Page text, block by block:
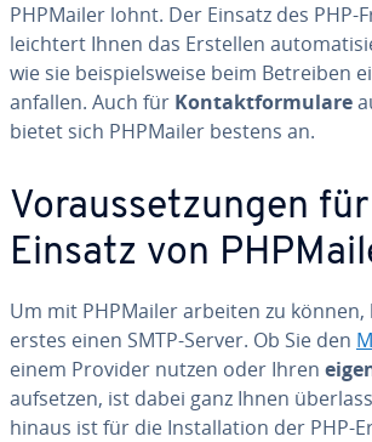
PHPMailer lohnt. Der Einsatz des
leich­tert Ihnen das Erstellen
wie sie bei­spiels­wei­se beim Betreiben
anfallen. Auch für Kon­takt­for­mu­la­re
bietet sich PHPMailer bestens an.
Vor­aus­set­zun­gen
Einsatz von
Um mit PHPMailer arbeiten zu können,
erstes einen SMTP-Server. Ob Sie den
einem Provider nutzen oder Ihren
aufsetzen, ist dabei ganz Ihnen
hinaus ist für die In­stal­la­ti­on der PHP-